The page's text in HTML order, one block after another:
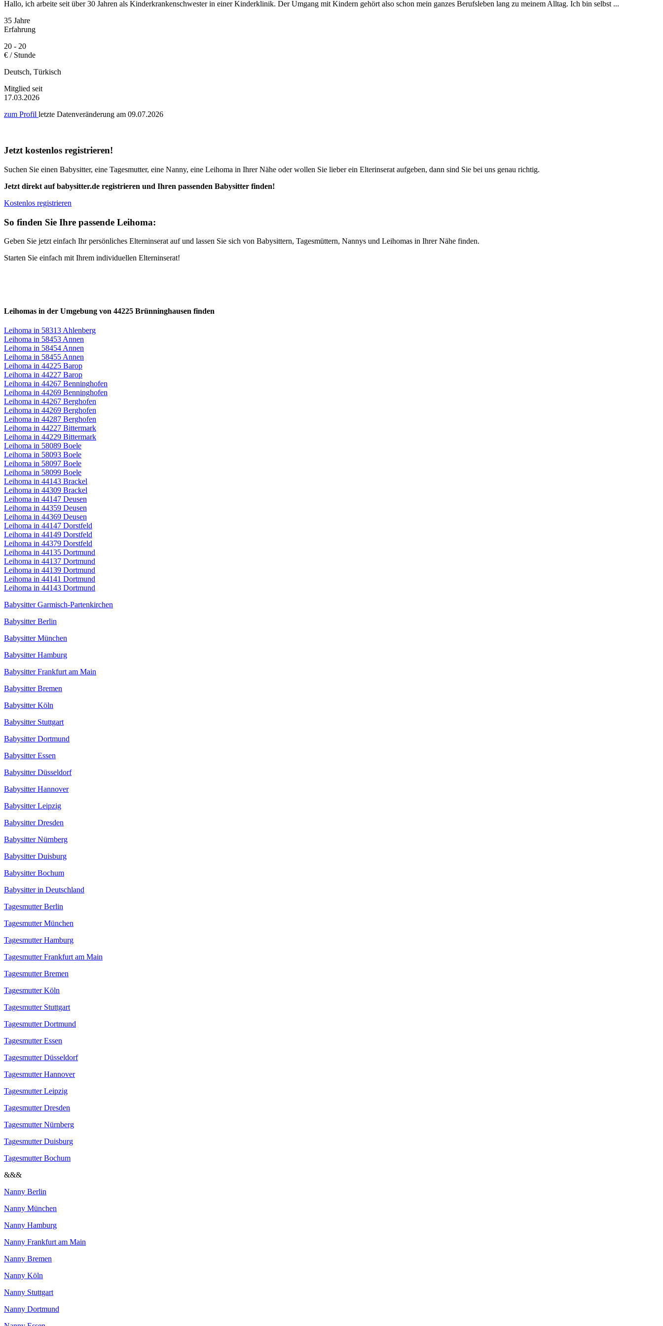
Hallo, ich arbeite seit über 30 Jahren als Kinderkrankenschwester in einer Kinderklinik. Der Umgang mit Kindern gehört also schon mein ganzes Berufsleben lang zu meinem Alltag. Ich bin selbst ...
35 Jahre
Erfahrung
20 - 20
€ / Stunde
Deutsch, Türkisch
Mitglied seit
17.03.2026
zum Profil letzte Datenveränderung am 09.07.2026
Jetzt kostenlos registrieren!
Suchen Sie einen Babysitter, eine Tagesmutter, eine Nanny, eine Leihoma in Ihrer Nähe oder wollen Sie lieber ein Elterinserat aufgeben, dann sind Sie bei uns genau richtig.
Jetzt direkt auf babysitter.de registrieren und Ihren passenden Babysitter finden!
Kostenlos registrieren
So finden Sie Ihre passende Leihoma:
Geben Sie jetzt einfach Ihr persönliches Elterninserat auf und lassen Sie sich von Babysittern, Tagesmüttern, Nannys und Leihomas in Ihrer Nähe finden.
Starten Sie einfach mit Ihrem individuellen Elterninserat!
Leihomas in der Umgebung von 44225 Brünninghausen finden
Leihoma in 58313 Ahlenberg
Leihoma in 58453 Annen
Leihoma in 58454 Annen
Leihoma in 58455 Annen
Leihoma in 44225 Barop
Leihoma in 44227 Barop
Leihoma in 44267 Benninghofen
Leihoma in 44269 Benninghofen
Leihoma in 44267 Berghofen
Leihoma in 44269 Berghofen
Leihoma in 44287 Berghofen
Leihoma in 44227 Bittermark
Leihoma in 44229 Bittermark
Leihoma in 58089 Boele
Leihoma in 58093 Boele
Leihoma in 58097 Boele
Leihoma in 58099 Boele
Leihoma in 44143 Brackel
Leihoma in 44309 Brackel
Leihoma in 44147 Deusen
Leihoma in 44359 Deusen
Leihoma in 44369 Deusen
Leihoma in 44147 Dorstfeld
Leihoma in 44149 Dorstfeld
Leihoma in 44379 Dorstfeld
Leihoma in 44135 Dortmund
Leihoma in 44137 Dortmund
Leihoma in 44139 Dortmund
Leihoma in 44141 Dortmund
Leihoma in 44143 Dortmund
Babysitter Garmisch-Partenkirchen
Babysitter Berlin
Babysitter München
Babysitter Hamburg
Babysitter Frankfurt am Main
Babysitter Bremen
Babysitter Köln
Babysitter Stuttgart
Babysitter Dortmund
Babysitter Essen
Babysitter Düsseldorf
Babysitter Hannover
Babysitter Leipzig
Babysitter Dresden
Babysitter Nürnberg
Babysitter Duisburg
Babysitter Bochum
Babysitter in Deutschland
Tagesmutter Berlin
Tagesmutter München
Tagesmutter Hamburg
Tagesmutter Frankfurt am Main
Tagesmutter Bremen
Tagesmutter Köln
Tagesmutter Stuttgart
Tagesmutter Dortmund
Tagesmutter Essen
Tagesmutter Düsseldorf
Tagesmutter Hannover
Tagesmutter Leipzig
Tagesmutter Dresden
Tagesmutter Nürnberg
Tagesmutter Duisburg
Tagesmutter Bochum
&&&
Nanny Berlin
Nanny München
Nanny Hamburg
Nanny Frankfurt am Main
Nanny Bremen
Nanny Köln
Nanny Stuttgart
Nanny Dortmund